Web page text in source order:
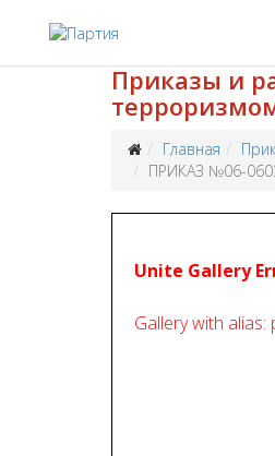
Приказы и
Главная
ПРИКАЗ №06-
Unite Gallery
Gallery with alias: